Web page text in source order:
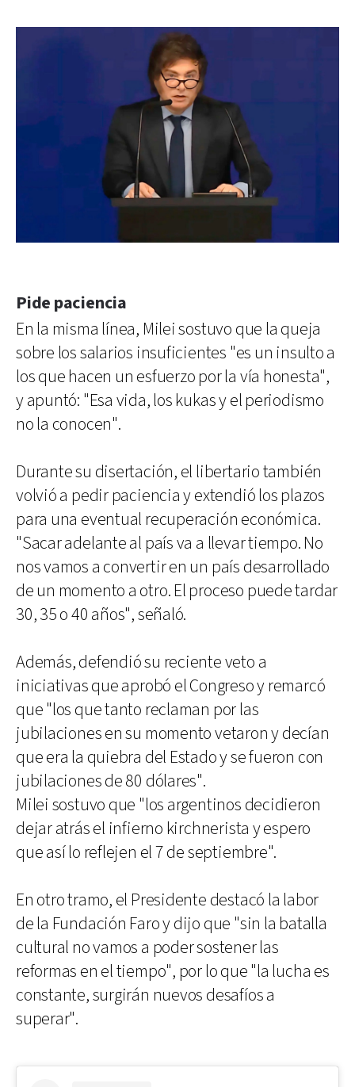
Pide paciencia
En la misma línea, Milei sostuvo que la queja
sobre los salarios insuficientes "es un insulto a
los que hacen un esfuerzo por la vía honesta",
y apuntó: "Esa vida, los kukas y el periodismo
no la conocen".
Durante su disertación, el libertario también
volvió a pedir paciencia y extendió los plazos
para una eventual recuperación económica.
"Sacar adelante al país va a llevar tiempo. No
nos vamos a convertir en un país desarrollado
de un momento a otro. El proceso puede tardar
30, 35 o 40 años", señaló.
Además, defendió su reciente veto a
iniciativas que aprobó el Congreso y remarcó
que "los que tanto reclaman por las
jubilaciones en su momento vetaron y decían
que era la quiebra del Estado y se fueron con
jubilaciones de 80 dólares".
Milei sostuvo que "los argentinos decidieron
dejar atrás el infierno kirchnerista y espero
que así lo reflejen el 7 de septiembre".
En otro tramo, el Presidente destacó la labor
de la Fundación Faro y dijo que "sin la batalla
cultural no vamos a poder sostener las
reformas en el tiempo", por lo que "la lucha es
constante, surgirán nuevos desafíos a
superar".